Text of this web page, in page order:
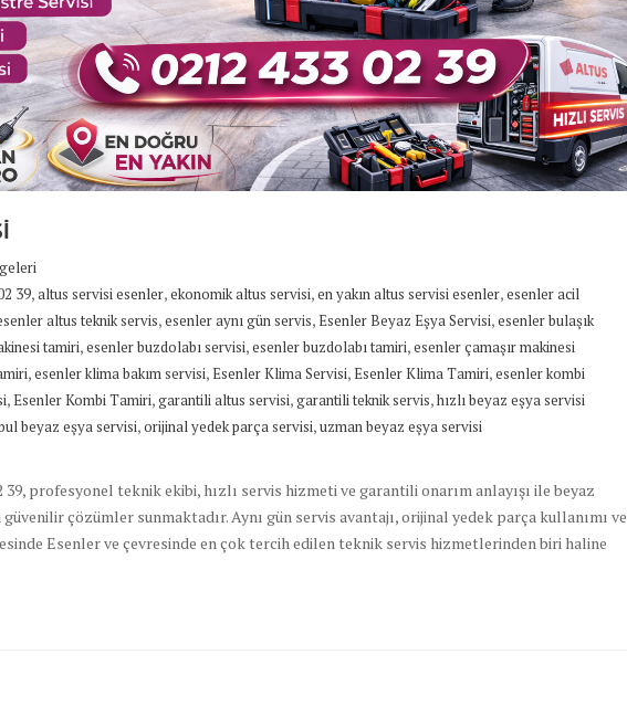
39,altus servisi esenler,ekonomik altus servisi,en yakın altus servisi esenler,esenler acil
altus teknik servis,esenler aynı gün servis,Esenler Beyaz Eşya Servisi,esenler bulaşık
tamiri,esenler buzdolabı servisi,esenler buzdolabı tamiri,esenler çamaşır makinesi
,esenler klima bakım servisi,Esenler Klima Servisi,Esenler Klima Tamiri,esenler kombi
,Esenler Kombi Tamiri,garantili altus servisi,garantili teknik servis,hızlı beyaz eşya servisi
beyaz eşya servisi,orijinal yedek parça servisi,uzman beyaz eşya servisi
39, profesyonel teknik ekibi, hızlı servis hizmeti ve garantili onarım anlayışı ile beyaz
çözümler sunmaktadır. Aynı gün servis avantajı, orijinal yedek parça kullanımı ve
Esenler ve çevresinde en çok tercih edilen teknik servis hizmetlerinden biri haline